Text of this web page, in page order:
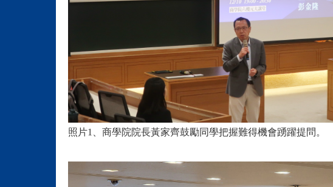
照片1、商學院院長黃家齊鼓勵同學把握難得機會踴躍提問。